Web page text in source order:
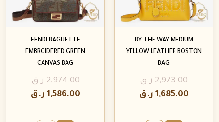
BY THE WAY MEDIUM
YELLOW LEATHER BOSTON
BAG
2,973.00 ر.ق
1,685.00 ر.ق
FENDI BAGUETTE
EMBROIDERED GREEN
CANVAS BAG
2,974.00 ر.ق
1,586.00 ر.ق